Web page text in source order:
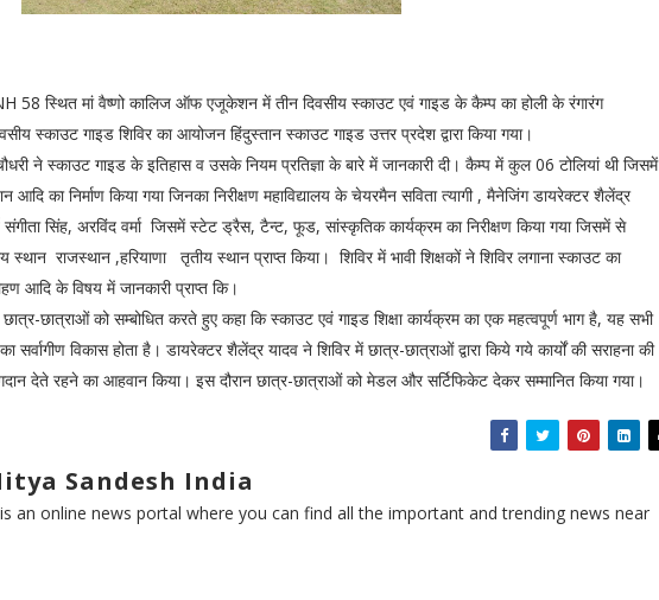
58 स्थित मां वैष्णो कालिज ऑफ एजूकेशन में तीन दिवसीय स्काउट एवं गाइड के कैम्प का होली के रंगारंग
स्काउट गाइड शिविर का आयोजन हिंदुस्तान स्काउट गाइड उत्तर प्रदेश द्वारा किया गया।
ने स्काउट गाइड के इतिहास व उसके नियम प्रतिज्ञा के बारे में जानकारी दी। कैम्प में कुल 06 टोलियां थी जिसमें
आदि का निर्माण किया गया जिनका निरीक्षण महाविद्यालय के चेयरमैन सविता त्यागी , मैनेजिंग डायरेक्टर शैलेंद्र
संगीता सिंह, अरविंद वर्मा जिसमें स्टेट ड्रैस, टैन्ट, फूड, सांस्कृतिक कार्यक्रम का निरीक्षण किया गया जिसमें से
स्थान राजस्थान ,हरियाणा तृतीय स्थान प्राप्त किया। शिविर में भावी शिक्षकों ने शिविर लगाना स्काउट का
आदि के विषय में जानकारी प्राप्त कि।
छात्राओं को सम्बोधित करते हुए कहा कि स्काउट एवं गाइड शिक्षा कार्यक्रम का एक महत्वपूर्ण भाग है, यह सभी
सर्वागीण विकास होता है। डायरेक्टर शैलेंद्र यादव ने शिविर में छात्र-छात्राओं द्वारा किये गये कार्यों की सराहना की
देते रहने का आहवान किया। इस दौरान छात्र-छात्राओं को मेडल और सर्टिफिकेट देकर सम्मानित किया गया।
Sandesh India
an online news portal where you can find all the important and trending news near